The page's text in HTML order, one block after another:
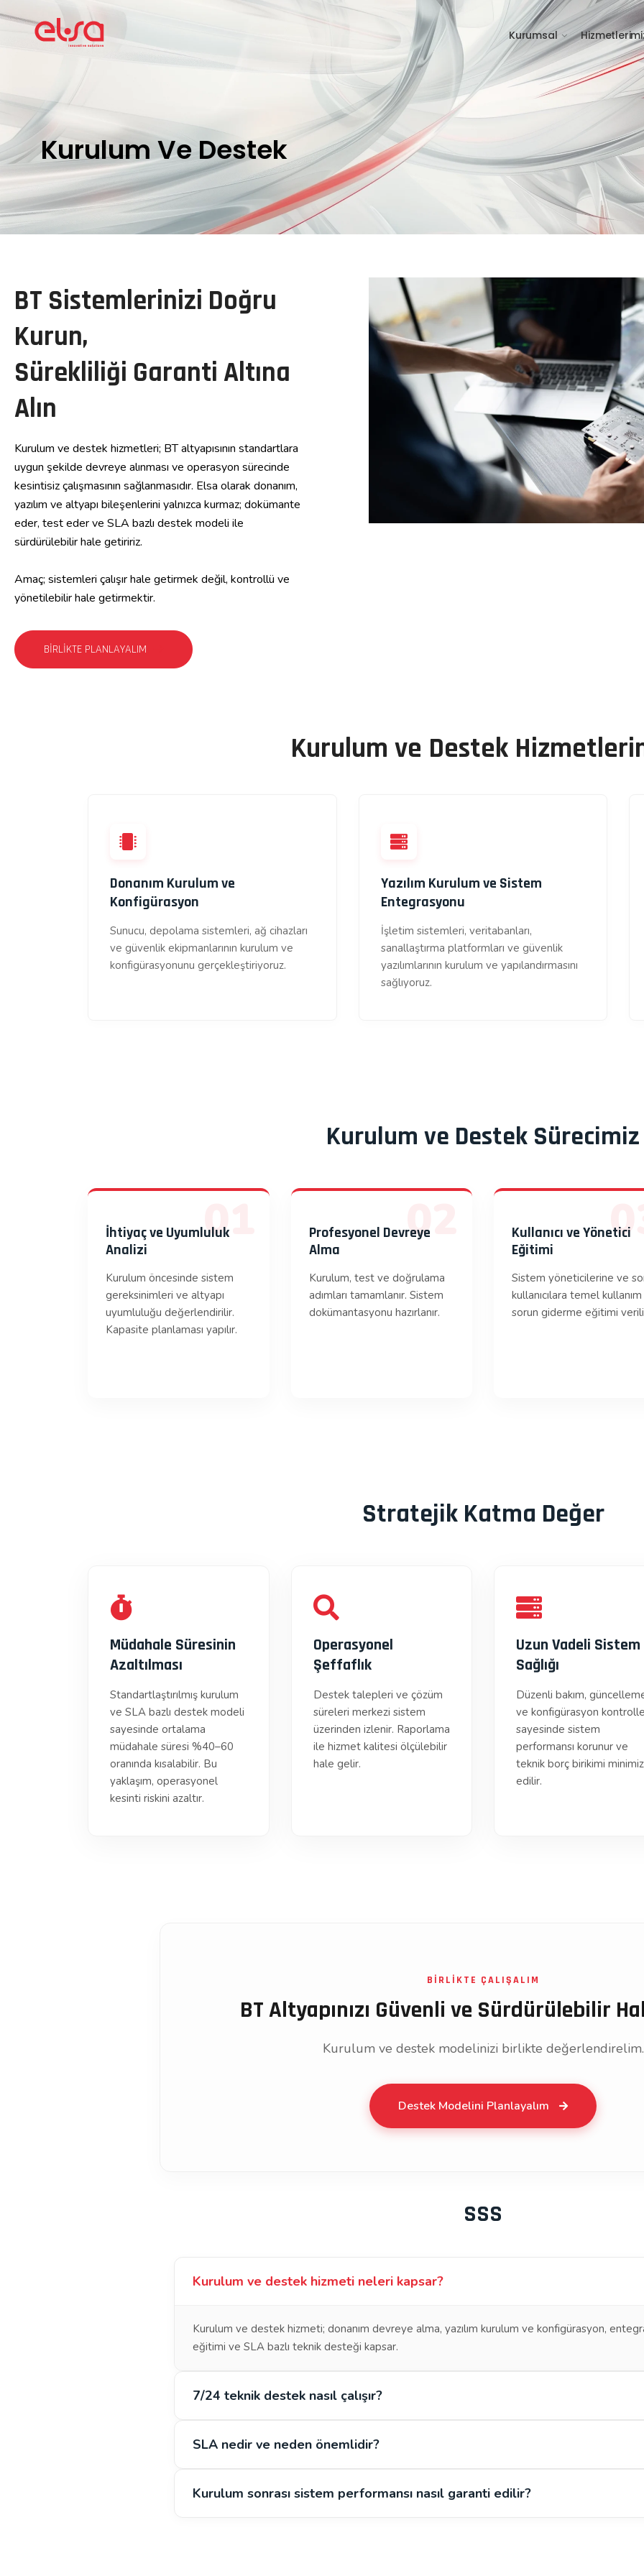
Kurumsal
Kurulum Ve Destek
BT Sistemlerinizi Doğru
Kurun,
Sürekliliği Garanti Altına
Alın
Kurulum ve destek hizmetleri; BT altyapısının standartlara
uygun şekilde devreye alınması ve operasyon sürecinde
kesintisiz çalışmasının sağlanmasıdır. Elsa olarak donanım,
yazılım ve altyapı bileşenlerini yalnızca kurmaz; dokümante
eder, test eder ve SLA bazlı destek modeli ile
sürdürülebilir hale getiririz.
Amaç; sistemleri çalışır hale getirmek değil, kontrollü ve
yönetilebilir hale getirmektir.
BIRLIKTE PLANLAYALIM
Kurulum ve Destek
Donanım Kurulum ve
Konfigürasyon
Sunucu, depolama sistemleri, ağ cihazları
ve güvenlik ekipmanlarının kurulum ve
konfigürasyonunu gerçekleştiriyoruz.
Yazılım Kurulum ve Sistem
Entegrasyonu
İşletim sistemleri, veritabanları,
sanallaştırma platformları ve güvenlik
yazılımlarının kurulum ve yapılandırmasını
sağlıyoruz.
Kurulum ve Destek Sürecimiz
01
İhtiyaç ve Uyumluluk
Analizi
Kurulum öncesinde sistem
gereksinimleri ve altyapı
uyumluluğu değerlendirilir.
Kapasite planlaması yapılır.
02
Profesyonel Devreye
Alma
Kurulum, test ve doğrulama
adımları tamamlanır. Sistem
dokümantasyonu hazırlanır.
03
Kullanıcı ve Yönetici
Eğitimi
Sistem yöneticilerine ve
kullanıcılara temel
sorun giderme eğitimi
Stratejik Katma Değer
Müdahale Süresinin
Azaltılması
Standartlaştırılmış kurulum
ve SLA bazlı destek modeli
sayesinde ortalama
müdahale süresi %40–60
oranında kısalabilir. Bu
yaklaşım, operasyonel
kesinti riskini azaltır.
Operasyonel
Şeffaflık
Destek talepleri ve çözüm
süreleri merkezi sistem
üzerinden izlenir. Raporlama
ile hizmet kalitesi ölçülebilir
hale gelir.
Uzun Vadeli Sistem
Sağlığı
Düzenli bakım,
ve konfigürasyon
sayesinde sistem
performansı korunur ve
teknik borç birikimi
edilir.
BİRLİKTE ÇALIŞALIM
BT Altyapınızı Güvenli ve Sürdürülebilir
Kurulum ve destek modelinizi birlikte değerlendirelim.
Destek Modelini Planlayalım
SSS
Kurulum ve destek hizmeti neleri kapsar?
Kurulum ve destek hizmeti; donanım devreye alma, yazılım kurulum ve konfigürasyon,
eğitimi ve SLA bazlı teknik desteği kapsar.
7/24 teknik destek nasıl çalışır?
SLA nedir ve neden önemlidir?
Kurulum sonrası sistem performansı nasıl garanti edilir?